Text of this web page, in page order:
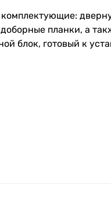
планки, а
блок, готовый к
комплектации
экошпон, в цвете
и